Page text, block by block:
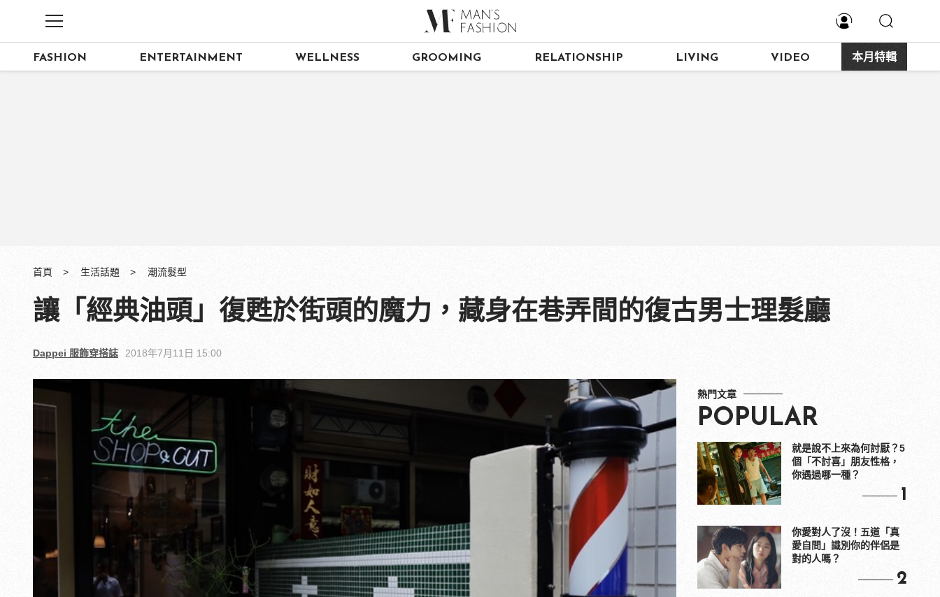
FASHION ENTERTAINMENT WELLNESS GROOMING RELATIONSHIP LIVING VIDEO 本月特輯
首頁 生活話題 潮流髮型
讓「經典油頭」復甦於街頭的魔力，藏身在巷弄間的復古男士理髮廳
Dappei 服飾穿搭誌 2018年7月11日 15:00
熱門文章
POPULAR
就是說不上來為何討厭？5
個「不討喜」朋友性格，
你遇過哪一種？
1
你愛對人了沒！五道「真
愛自問」識別你的伴侶是
對的人嗎？
2